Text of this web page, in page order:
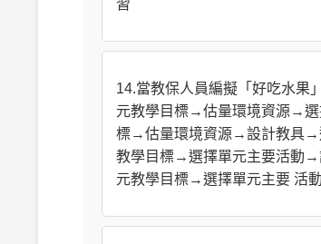
習
14.當教保人員編擬「好吃水果
元教學目標→估量環境資源→
標→估量環境資源→設計教具→
教學目標→選擇單元主要活動
元教學目標→選擇單元主要 活